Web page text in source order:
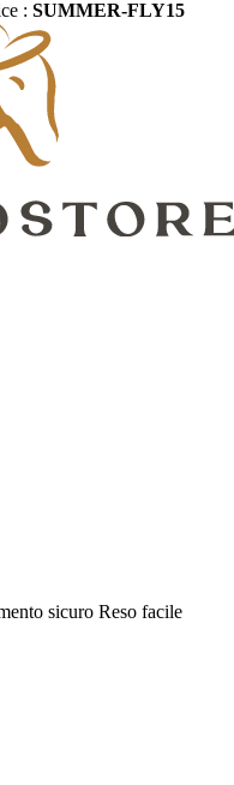
: SUMMER-FLY15
sicuro Reso facile